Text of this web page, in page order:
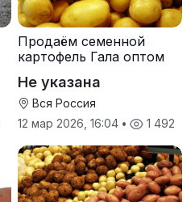
Продаём семенной
картофель Гала оптом
Не указана
Вся Россия
12 мар 2026, 16:04 • 1 492